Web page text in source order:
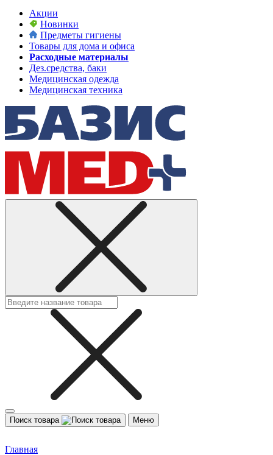
Акции
Новинки
Предметы гигиены
Товары для дома и офиса
Расходные материалы
Дез.средства, баки
Медицинская одежда
Медицинская техника
Поиск товара Меню
Главная